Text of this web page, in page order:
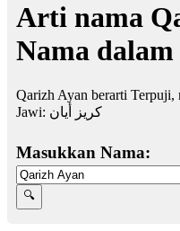
Arti nama
Nama
Qarizh Ayan berarti Terpuji,
Jawi: كريز أيان
Masukkan Nama: